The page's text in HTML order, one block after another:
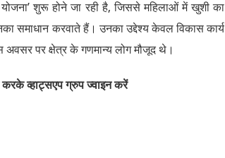
योजना’ शुरू होने जा रही है, जिससे महिलाओं में खुशी का
समाधान करवाते हैं। उनका उद्देश्य केवल विकास कार्य
अवसर पर क्षेत्र के गणमान्य लोग मौजूद थे।
व्हाट्सएप ग्रुप ज्वाइन करें